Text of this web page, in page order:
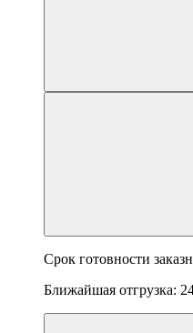
Срок готовности
Ближайшая отгрузка: